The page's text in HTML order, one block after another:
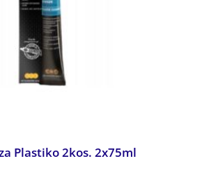
Plastiko 2kos. 2x75ml